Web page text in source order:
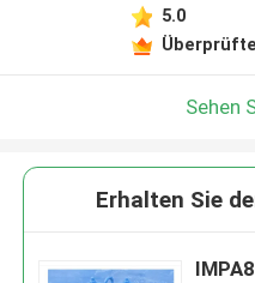
5.0
Sehen
Erhalten Sie